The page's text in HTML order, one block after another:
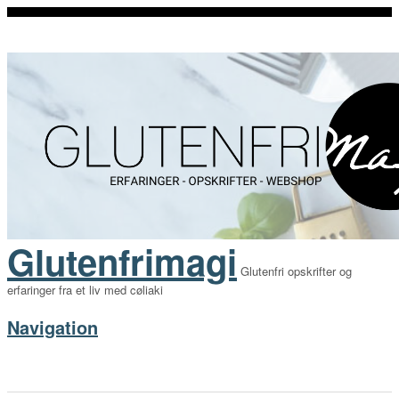
Glutenfrimagi Glutenfri opskrifter og
erfaringer fra et liv med cøliaki
Navigation